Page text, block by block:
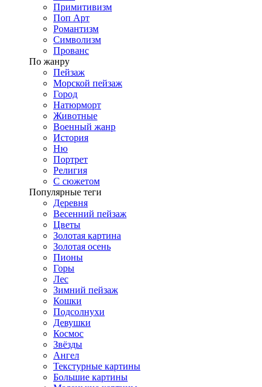
Примитивизм
Поп Арт
Романтизм
Символизм
Прованс
По жанру
Пейзаж
Морской пейзаж
Город
Натюрморт
Животные
Военный жанр
История
Ню
Портрет
Религия
С сюжетом
Популярные теги
Деревня
Весенний пейзаж
Цветы
Золотая картина
Золотая осень
Пионы
Горы
Лес
Зимний пейзаж
Кошки
Подсолнухи
Девушки
Космос
Звёзды
Ангел
Текстурные картины
Большие картины